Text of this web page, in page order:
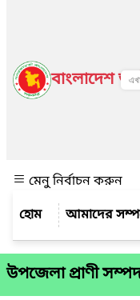
বাংলাদেশ
মেনু নির্বাচন করুন
আমাদের
উপজেলা প্রাণী